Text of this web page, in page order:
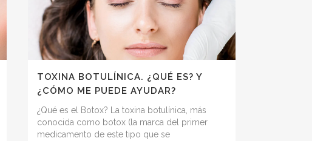
TOXINA BOTULÍNICA. ¿QUÉ ES? Y
¿CÓMO ME PUEDE AYUDAR?
¿Qué es el Botox? La toxina botulínica, más
conocida como botox (la marca del primer
medicamento de este tipo que se